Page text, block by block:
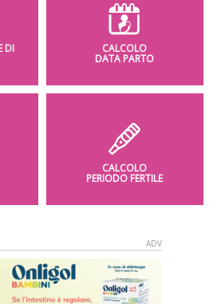
DI CALCOLO
DATA PARTO
CALCOLO
PERIODO FERTILE